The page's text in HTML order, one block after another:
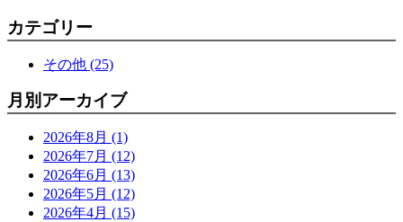
カテゴリー
その他 (25)
月別アーカイブ
2026年8月 (1)
2026年7月 (12)
2026年6月 (13)
2026年5月 (12)
2026年4月 (15)